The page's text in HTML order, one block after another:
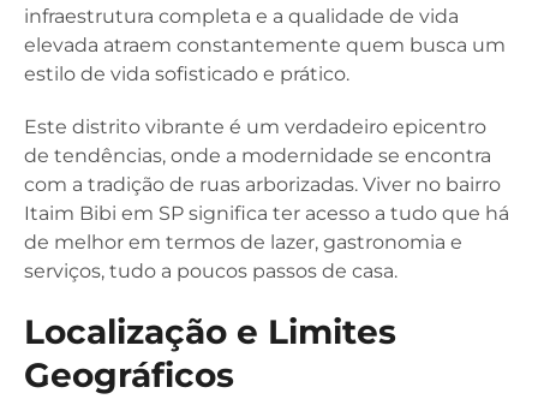
infraestrutura completa e a qualidade de vida
elevada atraem constantemente quem busca um
estilo de vida sofisticado e prático.
Este distrito vibrante é um verdadeiro epicentro
de tendências, onde a modernidade se encontra
com a tradição de ruas arborizadas. Viver no bairro
Itaim Bibi em SP significa ter acesso a tudo que há
de melhor em termos de lazer, gastronomia e
serviços, tudo a poucos passos de casa.
Localização e Limites
Geográficos